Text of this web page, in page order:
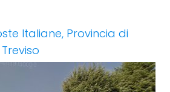
Italiane, Provincia di